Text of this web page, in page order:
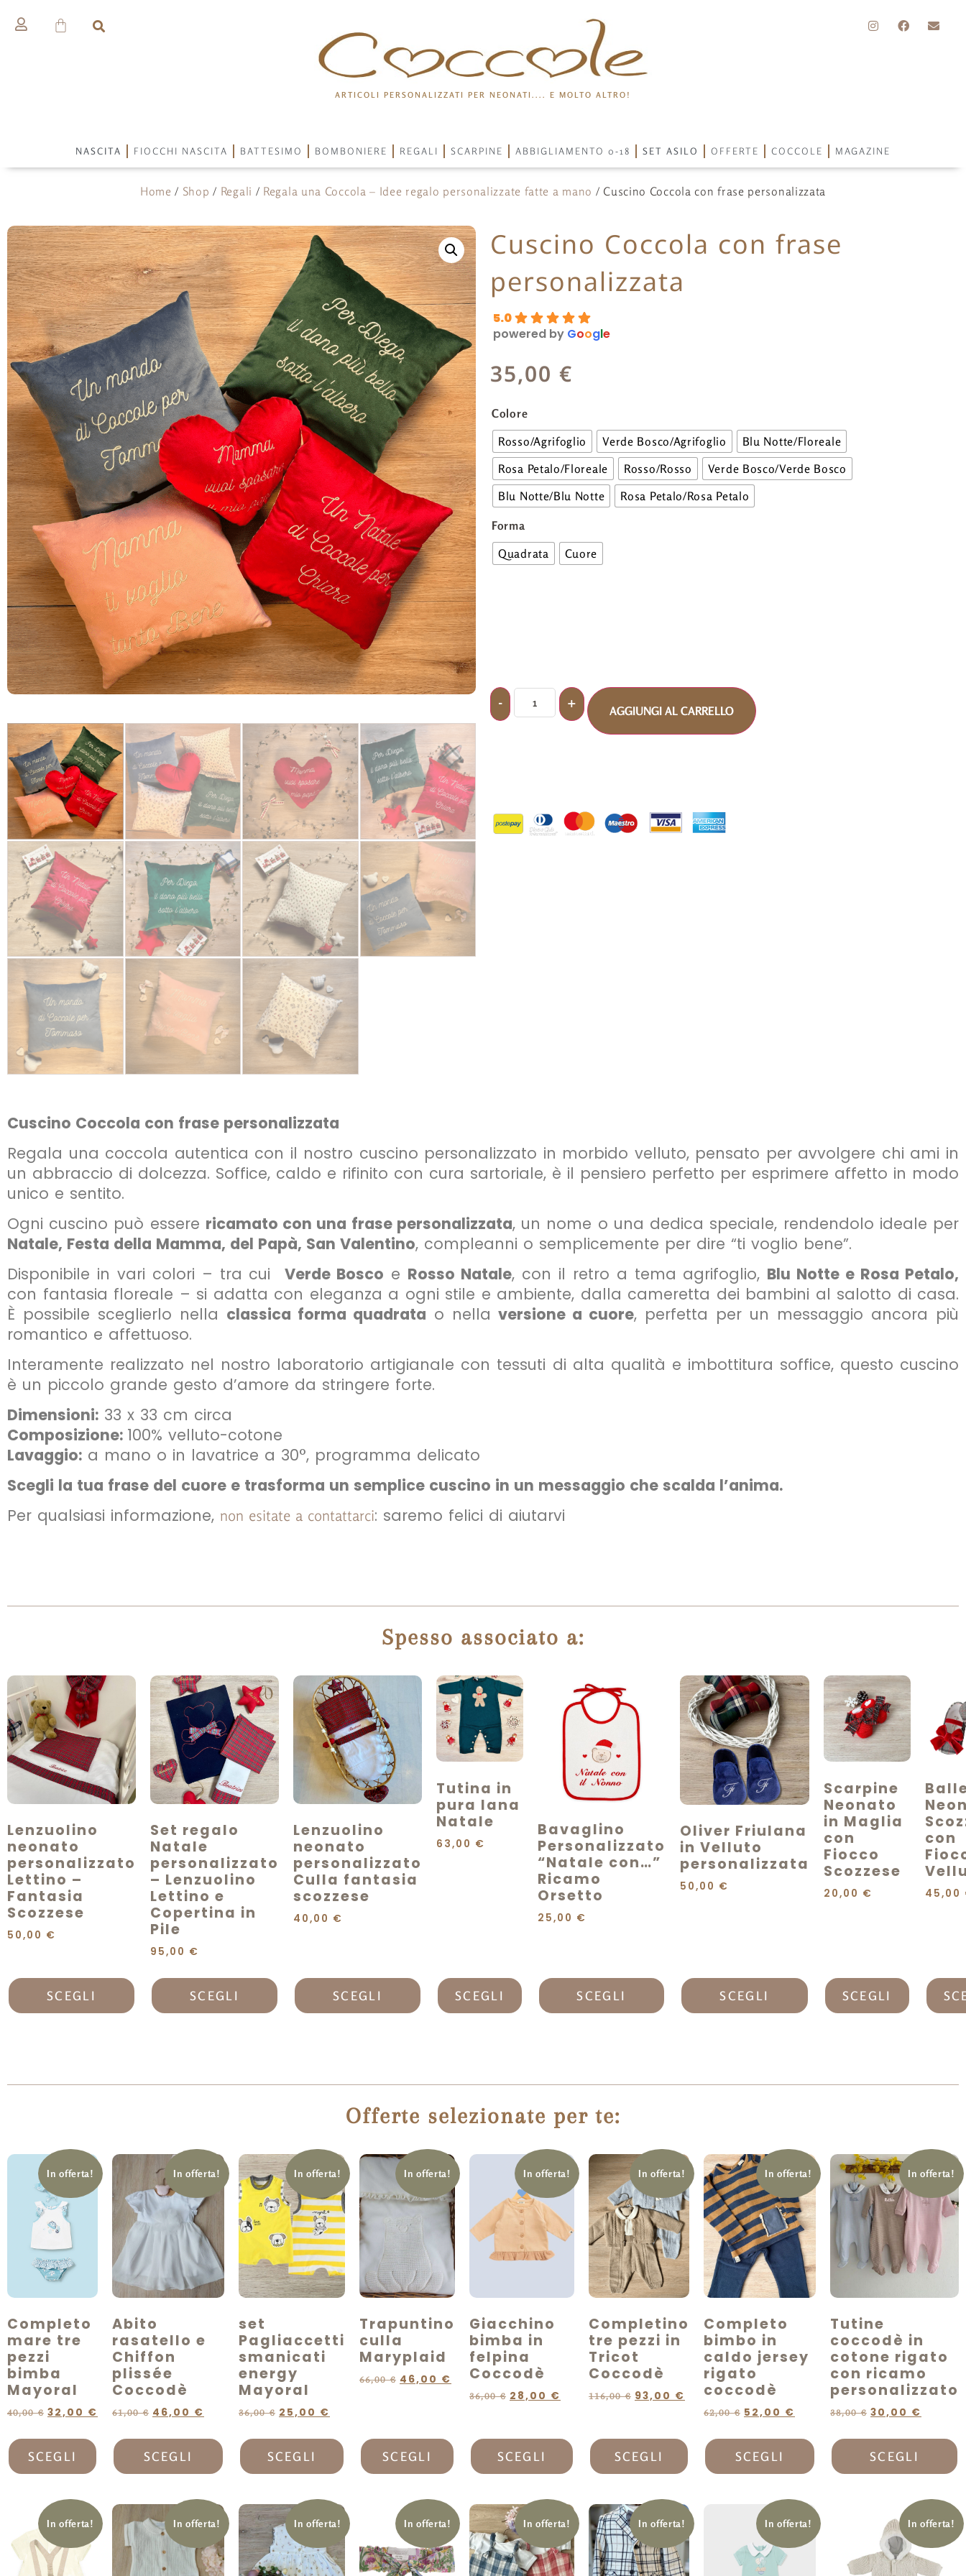
ARTICOLI PERSONALIZZATI PER NEONATI.... E MOLTO ALTRO!
NASCITA FIOCCHI NASCITA BATTESIMO BOMBONIERE REGALI SCARPINE ABBIGLIAMENTO 0-18 SET ASILO OFFERTE COCCOLE MAGAZINE
Home / Shop / Regali / Regala una Coccola – Idee regalo personalizzate fatte a mano / Cuscino Coccola con frase personalizzata
Cuscino Coccola con frase
personalizzata
5.0
powered by Google
35,00 €
Colore
Rosso/Agrifoglio
Verde Bosco/Agrifoglio
Blu Notte/Floreale
Rosa Petalo/Floreale
Rosso/Rosso
Verde Bosco/Verde Bosco
Blu Notte/Blu Notte
Rosa Petalo/Rosa Petalo
Forma
Quadrata
Cuore
AGGIUNGI AL CARRELLO
Cuscino Coccola con frase personalizzata
Regala una coccola autentica con il nostro cuscino personalizzato in morbido velluto, pensato per avvolgere chi ami in
un abbraccio di dolcezza. Soffice, caldo e rifinito con cura sartoriale, è il pensiero perfetto per esprimere affetto in modo
unico e sentito.
Ogni cuscino può essere ricamato con una frase personalizzata, un nome o una dedica speciale, rendendolo ideale per
Natale, Festa della Mamma, del Papà, San Valentino, compleanni o semplicemente per dire “ti voglio bene”.
Disponibile in vari colori – tra cuiVerde Bosco e Rosso Natale, con il retro a tema agrifoglio, Blu Notte e Rosa Petalo,
con fantasia floreale – si adatta con eleganza a ogni stile e ambiente, dalla cameretta dei bambini al salotto di casa.
È possibile sceglierlo nella classica forma quadrata o nellaversione a cuore, perfetta per un messaggio ancora più
romantico e affettuoso.
Interamente realizzato nel nostro laboratorio artigianale con tessuti di alta qualità e imbottitura soffice, questo cuscino
è un piccolo grande gesto d’amore da stringere forte.
Dimensioni: 33 x 33 cm circa
Composizione: 100% velluto-cotone
Lavaggio: a mano o in lavatrice a 30°, programma delicato
Scegli la tua frase del cuore e trasforma un semplice cuscino in un messaggio che scalda l’anima.
Per qualsiasi informazione, non esitate a contattarci: saremo felici di aiutarvi
Spesso associato a:
Lenzuolino
neonato
personalizzato
Lettino –
Fantasia
Scozzese
50,00 €
SCEGLI
Set regalo
Natale
personalizzato
– Lenzuolino
Lettino e
Copertina in
Pile
95,00 €
SCEGLI
Lenzuolino
neonato
personalizzato
Culla fantasia
scozzese
40,00 €
SCEGLI
Tutina in
pura lana
Natale
63,00 €
SCEGLI
Bavaglino
Personalizzato
“Natale con…”
Ricamo
Orsetto
25,00 €
SCEGLI
Oliver Friulana
in Velluto
personalizzata
50,00 €
SCEGLI
Scarpine
Neonato
in Maglia
con
Fiocco
Scozzese
20,00 €
SCEGLI
con
45,00
Offerte selezionate per te:
In offerta!
Completo
mare tre
pezzi
bimba
Mayoral
40,00€ 32,00 €
SCEGLI
In offerta!
Abito
rasatello e
Chiffon
plissée
Coccodè
61,00€ 46,00 €
SCEGLI
In offerta!
set
Pagliaccetti
smanicati
energy
Mayoral
36,00€ 25,00 €
SCEGLI
In offerta!
Trapuntino
culla
Maryplaid
66,00€ 46,00 €
SCEGLI
In offerta!
Giacchino
bimba in
felpina
Coccodè
36,00€ 28,00 €
SCEGLI
In offerta!
Completino
tre pezzi in
Tricot
Coccodè
116,00€ 93,00 €
SCEGLI
In offerta!
Completo
bimbo in
caldo jersey
rigato
coccodè
62,00€ 52,00 €
SCEGLI
In offerta!
Tutine
coccodè in
cotone rigato
con ricamo
personalizzato
38,00€ 30,00 €
SCEGLI
In offerta! In offerta! In offerta! In offerta! In offerta! In offerta! In offerta! In offerta!